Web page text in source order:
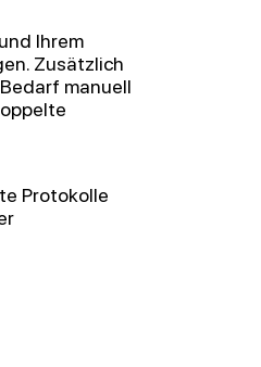
Ihrem
Zusätzlich
manuell
Protokolle